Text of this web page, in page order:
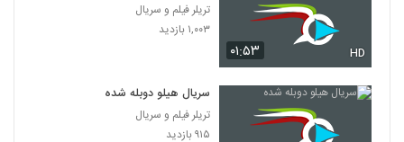
۰۱:۵۳ HD
تریلر فیلم و سریال
۱,۰۰۳ بازدید
سریال هیلو دوبله شده
تریلر فیلم و سریال
۹۱۵ بازدید